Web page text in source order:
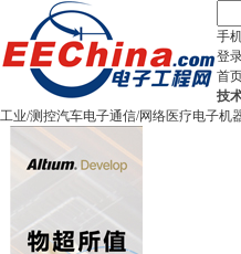
手
登
首
技
工业/测控汽车电子通信/网络医疗电子机